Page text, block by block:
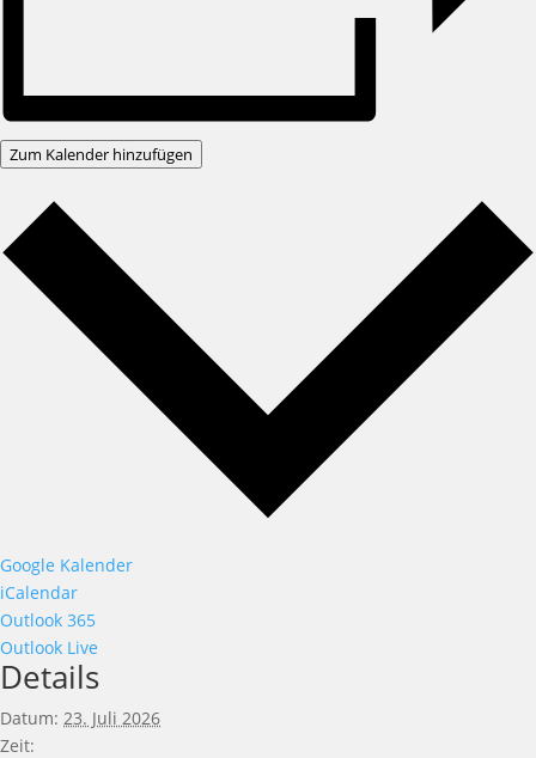
Zum Kalender hinzufügen
Google Kalender
iCalendar
Outlook 365
Outlook Live
Details
Datum: 23. Juli 2026
Zeit: